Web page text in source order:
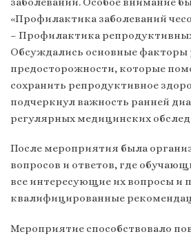
«Профилактика заболеваний
– Профилактика
Обсуждались основные факторы
предосторожности, которые
сохранить репродуктивное
подчеркнул важность ранней
регулярных медицинских
После мероприятия была
вопросов и ответов, где
все интересующие их вопросы и
квалифицированные
Мероприятие способствовало